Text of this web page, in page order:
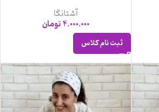
آشتانگا
4.000.000تومان
ثبت نام کلاس